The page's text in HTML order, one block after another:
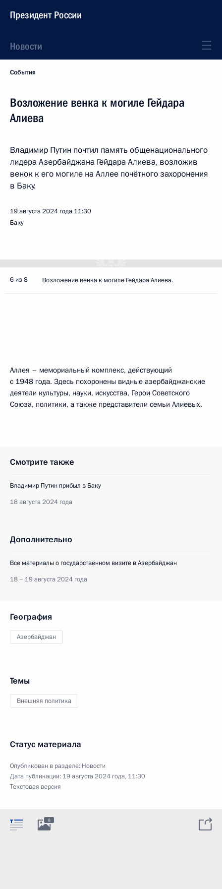
Президент России
Новости
События
Возложение венка к могиле Гейдара
Алиева
Владимир Путин почтил память общенационального
лидера Азербайджана Гейдара Алиева, возложив
венок к его могиле на Аллее почётного захоронения
в Баку.
19 августа 2024 года 11:30
Баку
6 из 8 Возложение венка к могиле Гейдара Алиева.
Аллея – мемориальный комплекс, действующий
с 1948 года. Здесь похоронены видные азербайджанские
деятели культуры, науки, искусства, Герои Советского
Союза, политики, а также представители семьи Алиевых.
Смотрите также
Владимир Путин прибыл в Баку
18 августа 2024 года
Дополнительно
Все материалы о государственном визите в Азербайджан
18 − 19 августа 2024 года
География
Азербайджан
Темы
Внешняя политика
Статус материала
Опубликован в разделе: Новости
Дата публикации: 19 августа 2024 года, 11:30
Текстовая версия
8